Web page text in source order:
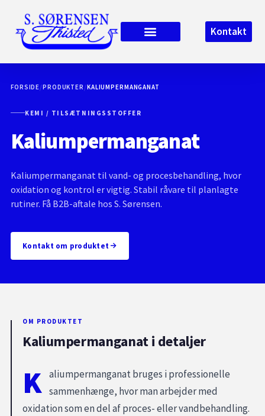
Kontakt
FORSIDE/PRODUKTER /KALIUMPERMANGANAT
KEMI / TILSÆTNINGSSTOFFER
Kaliumpermanganat
Kaliumpermanganat til vand- og procesbehandling, hvor
oxidation og kontrol er vigtig. Stabil råvare til planlagte
rutiner. Få B2B-aftale hos S. Sørensen.
Kontakt om produktet
OM PRODUKTET
Kaliumpermanganat i detaljer
K aliumpermanganat bruges i professionelle
sammenhænge, hvor man arbejder med
oxidation som en del af proces- eller vandbehandling.